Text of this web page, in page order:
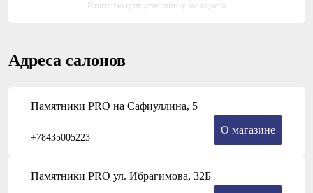
Итоговую цену уточняйте у менеджера
Адреса салонов
Памятники PRO на Сафиуллина, 5
+78435005223
О магазине
Памятники PRO ул. Ибрагимова, 32Б